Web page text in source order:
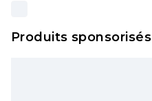
Produits sponsorisés